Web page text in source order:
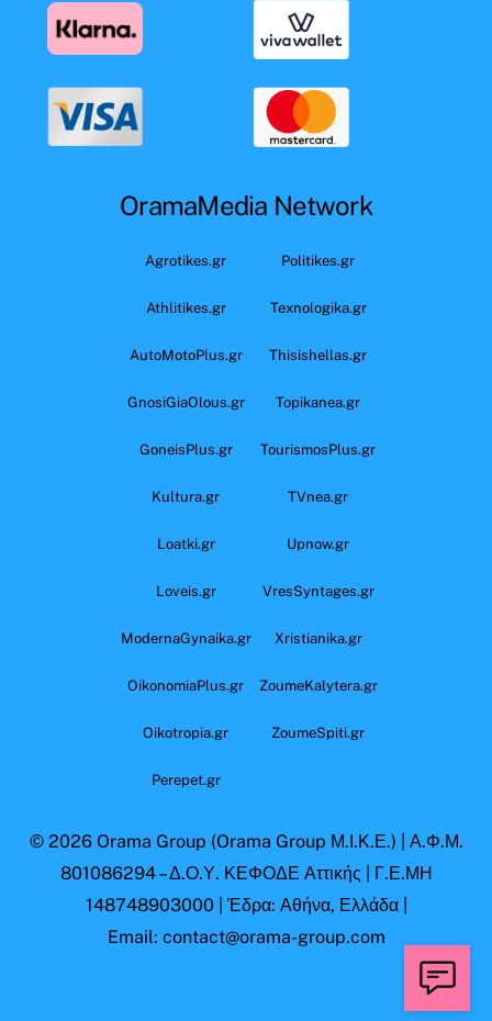
OramaMedia Network
Agrotikes.gr Politikes.gr
Athlitikes.gr Texnologika.gr
AutoMotoPlus.gr Thisishellas.gr
GnosiGiaOlous.gr Topikanea.gr
GoneisPlus.gr TourismosPlus.gr
Kultura.gr TVnea.gr
Loatki.gr Upnow.gr
Loveis.gr VresSyntages.gr
ModernaGynaika.gr Xristianika.gr
OikonomiaPlus.gr ZoumeKalytera.gr
Oikotropia.gr ZoumeSpiti.gr
Perepet.gr
© 2026 Orama Group (Orama Group Μ.Ι.Κ.Ε.) | Α.Φ.Μ.
801086294 – Δ.Ο.Υ. ΚΕΦΟΔΕ Αττικής | Γ.Ε.ΜΗ
148748903000 | Έδρα: Αθήνα, Ελλάδα |
Email: contact@orama-group.com